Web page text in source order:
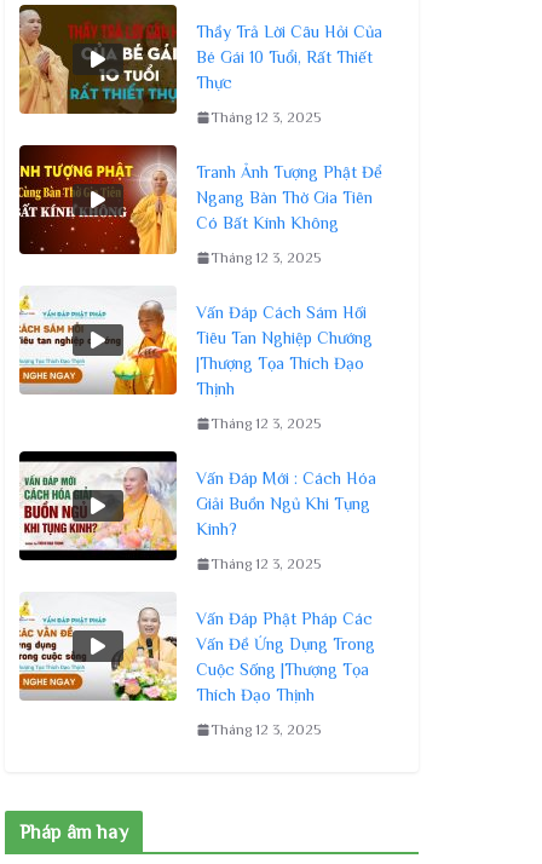
Thầy Trả Lời Câu Hỏi Của
Bé Gái 10 Tuổi, Rất Thiết
Thực
Tháng 12 3, 2025
Tranh Ảnh Tượng Phật Để
Ngang Bàn Thờ Gia Tiên
Có Bất Kính Không
Tháng 12 3, 2025
Vấn Đáp Cách Sám Hối
Tiêu Tan Nghiệp Chướng
|Thượng Tọa Thích Đạo
Thịnh
Tháng 12 3, 2025
Vấn Đáp Mới : Cách Hóa
Giải Buồn Ngủ Khi Tụng
Kinh?
Tháng 12 3, 2025
Vấn Đáp Phật Pháp Các
Vấn Đề Ứng Dụng Trong
Cuộc Sống |Thượng Tọa
Thích Đạo Thịnh
Tháng 12 3, 2025
Pháp âm hay